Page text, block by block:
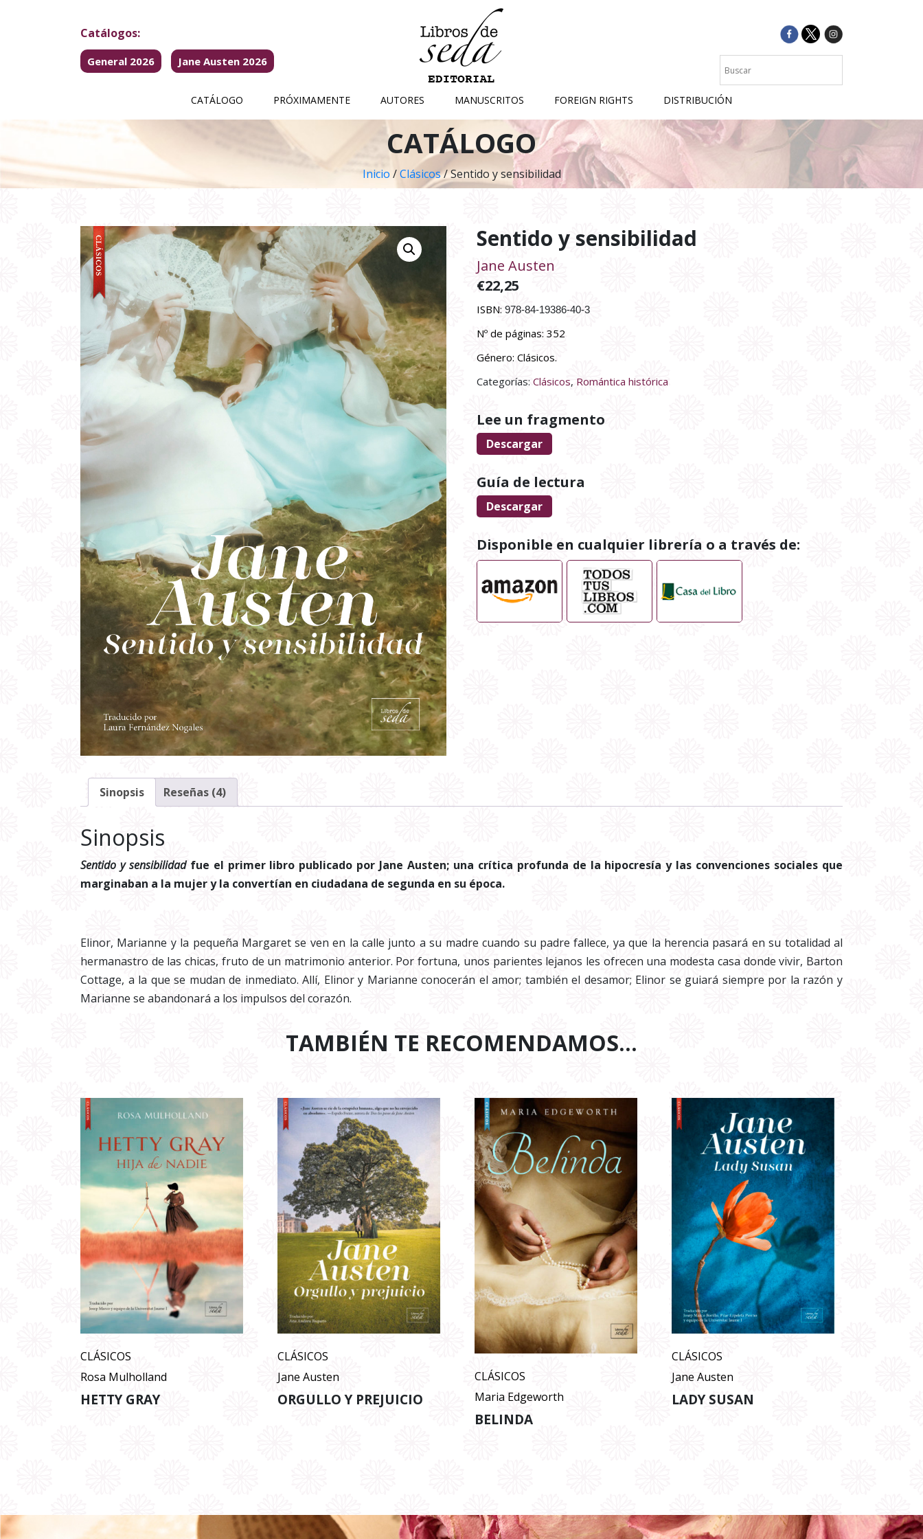
Catálogos:
General 2026 Jane Austen 2026
CATÁLOGO PRÓXIMAMENTE AUTORES MANUSCRITOS FOREIGN RIGHTS DISTRIBUCIÓN
CATÁLOGO
Inicio /Clásicos/ Sentido y sensibilidad
Sentido y sensibilidad
Jane Austen
€22,25
ISBN:978-84-19386-40-3
Nº de páginas: 352
Género: Clásicos.
Categorías:Clásicos, Romántica histórica
Lee un fragmento
Descargar
Guía de lectura
Descargar
Disponible en cualquier librería o a través de:
Sinopsis Reseñas (4)
Sinopsis
Sentido y sensibilidadfue el primer libro publicado por Jane Austen; una crítica profunda de la hipocresía y las convenciones sociales que
marginaban a la mujer y la convertían en ciudadana de segunda en su época.
Elinor, Marianne y la pequeña Margaret se ven en la calle junto a su madre cuando su padre fallece, ya que la herencia pasará en su totalidad al
hermanastro de las chicas, fruto de un matrimonio anterior. Por fortuna, unos parientes lejanos les ofrecen una modesta casa donde vivir, Barton
Cottage, a la que se mudan de inmediato. Allí, Elinor y Marianne conocerán el amor; también el desamor; Elinor se guiará siempre por la razón y
Marianne se abandonará a los impulsos del corazón.
TAMBIÉN TE RECOMENDAMOS…
CLÁSICOS
Rosa Mulholland
HETTY GRAY
CLÁSICOS
Jane Austen
ORGULLO Y PREJUICIO
CLÁSICOS
Maria Edgeworth
BELINDA
CLÁSICOS
Jane Austen
LADY SUSAN